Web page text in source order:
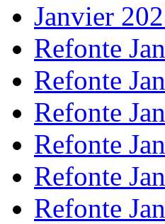
Janvier
Refonte
Refonte
Refonte
Refonte
Refonte
Refonte